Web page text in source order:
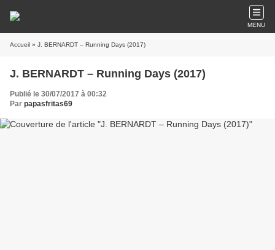
MENU
Accueil » J. BERNARDT – Running Days (2017)
J. BERNARDT – Running Days (2017)
Publié le 30/07/2017 à 00:32
Par papasfritas69